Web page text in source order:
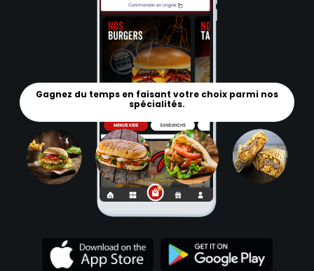
Gagnez du temps en faisant votre choix parmi nos
spécialités.